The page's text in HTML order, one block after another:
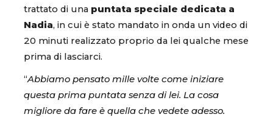
trattato di una puntata speciale dedicata a
Nadia, in cui è stato mandato in onda un video di
20 minuti realizzato proprio da lei qualche mese
prima di lasciarci.
“Abbiamo pensato mille volte come iniziare
questa prima puntata senza di lei. La cosa
migliore da fare è quella che vedete adesso.